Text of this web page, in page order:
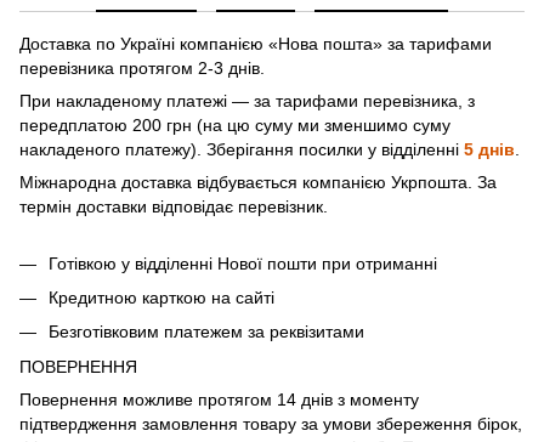
Доставка по Україні компанією «Нова пошта» зa тарифами
перевізника протягом 2-3 днів.
При накладеному платежі — за тарифами перевізника, з
передплатою 200 грн (на цю суму ми зменшимо суму
накладеного платежу). Зберігання посилки у відділенні 5 днів
Міжнародна доставка відбувається компанією Укрпошта. За
термін доставки відповідає перевізник.
Готівкою у відділенні Нової пошти при отриманні
Кредитною карткою на сайті
Безготівковим платежем за реквізитами
ПОВЕРНЕННЯ
Повернення можливе протягом 14 днів з моменту
підтвердження замовлення товару за умови збереження бірок,